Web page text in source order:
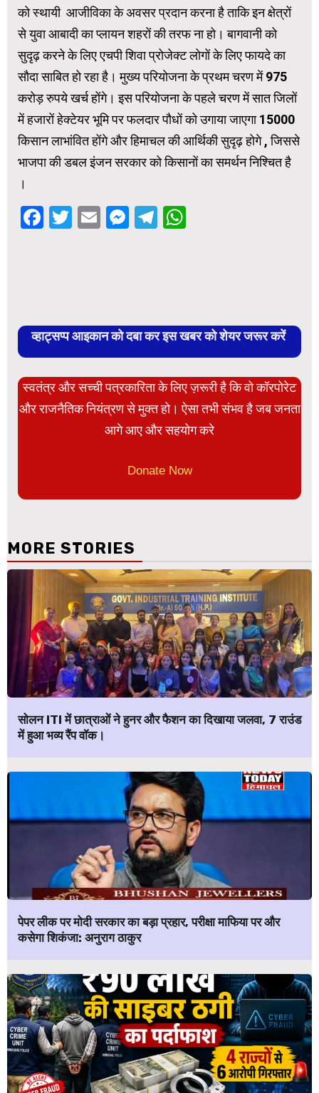
को स्थायी आजीविका के अवसर प्रदान करना है ताकि इन क्षेत्रों
से युवा आबादी का प्लायन शहरों की तरफ ना हो। बागवानी को
सुदृढ़ करने के लिए एचपी शिवा प्रोजेक्ट लोगों के लिए फायदे का
सौदा साबित हो रहा है। मुख्य परियोजना के प्रथम चरण में 975
करोड़ रुपये खर्च होंगे। इस परियोजना के पहले चरण में सात जिलों
में हजारों हेक्टेयर भूमि पर फलदार पौधों को उगाया जाएगा 15000
किसान लाभांवित होंगे और हिमाचल की आर्थिकी सुदृढ़ होगे , जिससे
भाजपा की डबल इंजन सरकार को किसानों का समर्थन निश्चित है
।
Facebook
Twitter
EmailMessenger
Telegram
व्हाट्सप्प आइकान को दबा कर इस खबर को शेयर जरूर करें
स्वतंत्र और सच्ची पत्रकारिता के लिए ज़रूरी है कि वो कॉरपोरेट
और राजनैतिक नियंत्रण से मुक्त हो। ऐसा तभी संभव है जब जनता
आगे आए और सहयोग करे
Donate Now
MORE STORIES
सोलन ITI में छात्राओं ने हुनर और फैशन का दिखाया जलवा, 7 राउंड
में हुआ भव्य रैंप वॉक।
पेपर लीक पर मोदी सरकार का बड़ा प्रहार, परीक्षा माफिया पर और
कसेगा शिकंजा: अनुराग ठाकुर